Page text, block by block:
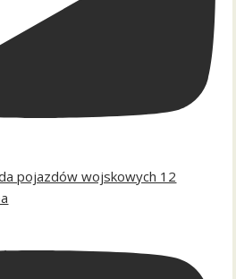
pojazdów wojskowych 12